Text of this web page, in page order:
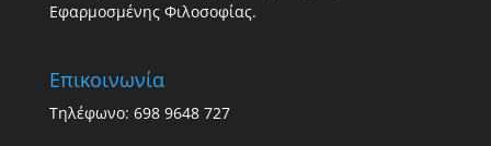
Εφαρμοσμένης Φιλοσοφίας.
Επικοινωνία
Τηλέφωνο: 698 9648 727